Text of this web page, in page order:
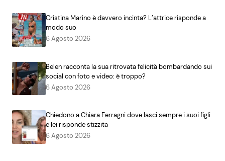
Cristina Marino è davvero incinta? L’attrice risponde a
modo suo
6 Agosto 2026
Belen racconta la sua ritrovata felicità bombardando sui
social con foto e video: è troppo?
6 Agosto 2026
Chiedono a Chiara Ferragni dove lasci sempre i suoi figli
e lei risponde stizzita
6 Agosto 2026